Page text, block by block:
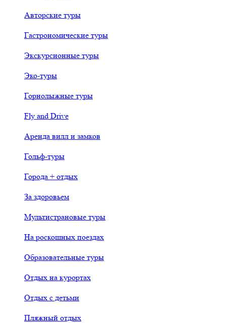
Авторские туры
Гастрономические туры
Экскурсионные туры
Эко-туры
Горнолыжные туры
Fly and Drive
Аренда вилл и замков
Гольф-туры
Города + отдых
За здоровьем
Мультистрановые туры
На роскошных поездах
Образовательные туры
Отдых на курортах
Отдых с детьми
Пляжный отдых